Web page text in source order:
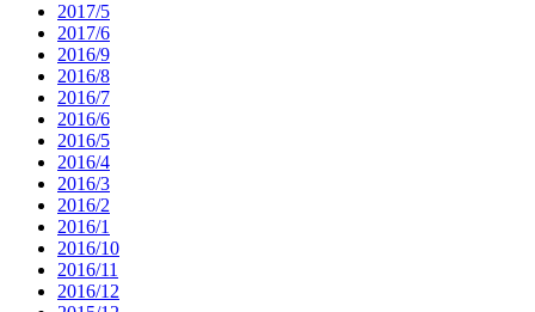
2017/5
2017/6
2016/9
2016/8
2016/7
2016/6
2016/5
2016/4
2016/3
2016/2
2016/1
2016/10
2016/11
2016/12